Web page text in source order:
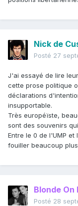
Nick de
Posté 27
J'ai essayé de lire
cette prose politique
déclarations
insupportable.
Très européïste,
sont des souvenirs
Entre le 0 de l'UMP
fouiller beaucoup
Blonde On
Posté 28